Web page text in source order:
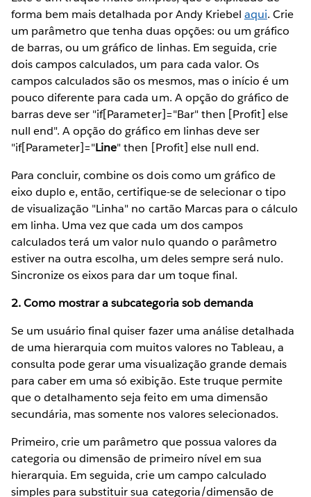
forma bem mais detalhada por Andy Kriebel aqui. Crie
um parâmetro que tenha duas opções: ou um gráfico
de barras, ou um gráfico de linhas. Em seguida, crie
dois campos calculados, um para cada valor. Os
campos calculados são os mesmos, mas o início é um
pouco diferente para cada um. A opção do gráfico de
barras deve ser "if[Parameter]="Bar" then [Profit] else
null end". A opção do gráfico em linhas deve ser
"if[Parameter]="Line" then [Profit] else null end.
Para concluir, combine os dois como um gráfico de
eixo duplo e, então, certifique-se de selecionar o tipo
de visualização "Linha" no cartão Marcas para o cálculo
em linha. Uma vez que cada um dos campos
calculados terá um valor nulo quando o parâmetro
estiver na outra escolha, um deles sempre será nulo.
Sincronize os eixos para dar um toque final.
2. Como mostrar a subcategoria sob demanda
Se um usuário final quiser fazer uma análise detalhada
de uma hierarquia com muitos valores no Tableau, a
consulta pode gerar uma visualização grande demais
para caber em uma só exibição. Este truque permite
que o detalhamento seja feito em uma dimensão
secundária, mas somente nos valores selecionados.
Primeiro, crie um parâmetro que possua valores da
categoria ou dimensão de primeiro nível em sua
hierarquia. Em seguida, crie um campo calculado
simples para substituir sua categoria/dimensão de